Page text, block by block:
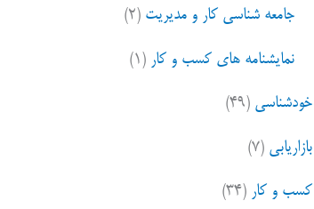
جامعه شناسی کار و مدیریت (۲)
نمایشنامه های کسب و کار (۱)
خودشناسی (۴۹)
بازاریابی (۷)
کسب و کار (۳۴)